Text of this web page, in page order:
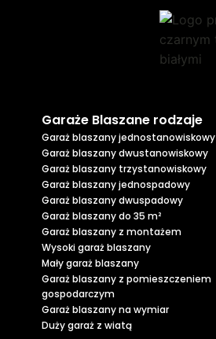
Garaże Blaszane rodzaje
Garaż blaszany jednostanowiskowy
Garaż blaszany dwustanowiskowy
Garaż blaszany trzystanowiskowy
Garaż blaszany jednospadowy
Garaż blaszany dwuspadowy
Garaż blaszany do 35 m²
Garaż blaszany z montażem
Wysoki garaż blaszany
Mały garaż blaszany
Garaż blaszany z pomieszczeniem
gospodarczym
Garaż blaszany na wymiar
Duży garaż z wiatą